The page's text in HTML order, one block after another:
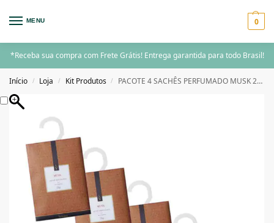
MENU 0
*Receba sua compra com Frete Grátis! Entrega garantida para todo Brasil!
Início / Loja / Kit Produtos / PACOTE 4 SACHÊS PERFUMADO MUSK 25G VIA AROMA